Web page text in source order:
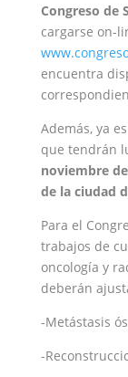
Congreso de
cargarse on-
encuentra
Además, ya
que tendrán
noviembre
de la ciudad
Para el
trabajos de
oncología y
deberán
-Metástasis
-